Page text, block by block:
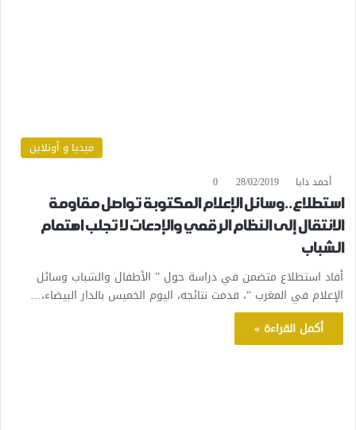
ميديا و أونلاين
أحمد دابا 28/02/2019
0
استطلاع..وسائل الإعلام المكتوبة تواصل مقاومة
الانتقال إلى النظام الرقمي والإدعات لا تجلب اهتمام
الشباب
أفاد استطلاع متضمن في دراسة حول ” الأطفال والشباب وسائل
الإعلام في المغرب “، قدمت نتائجه، اليوم الخميس بالدار البيضاء،…
أكمل القراءة »